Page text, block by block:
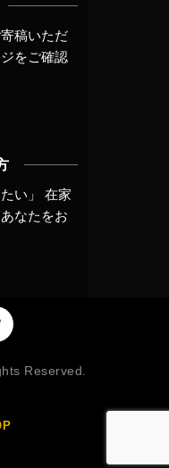
稿いただ
をご確認
い」 在家
なたをお
Reserved.